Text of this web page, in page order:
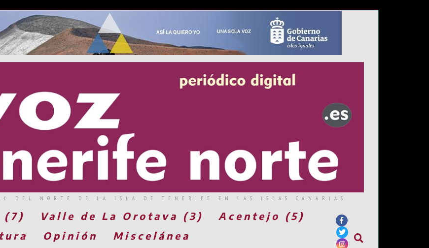
DEL NORTE DE LA ISLA DE TENERIFE EN LAS ISLAS CANARIAS
(7) Valle de La Orotava (3)
Acentejo (5)
Opinión
Miscelánea